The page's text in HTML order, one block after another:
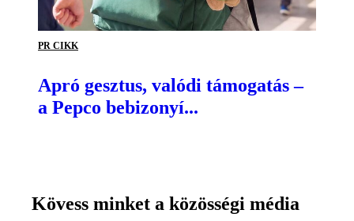
PR CIKK
Apró gesztus, valódi támogatás –
a Pepco bebizonyí...
Kövess minket a közösségi média